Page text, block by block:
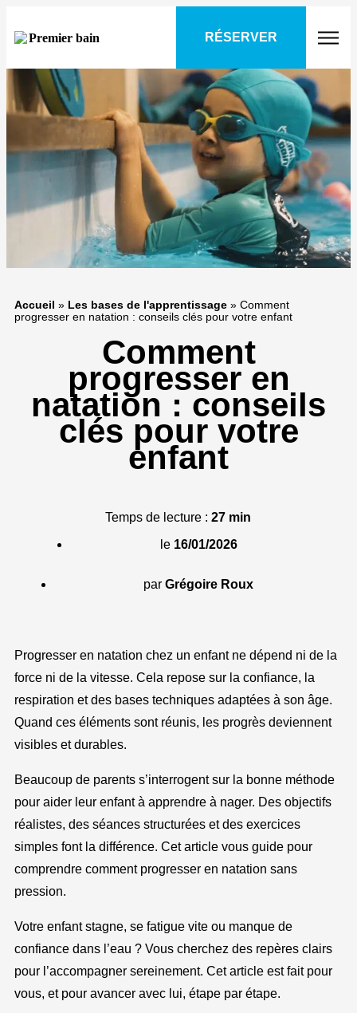
RÉSERVER
Accueil » Les bases de l'apprentissage » Comment
progresser en natation : conseils clés pour votre enfant
Comment
progresser en
natation : conseils
clés pour votre
enfant
Temps de lecture : 27min
le 16/01/2026
par Grégoire Roux
Progresser en natation chez un enfant ne dépend ni de la
force ni de la vitesse. Cela repose sur la confiance, la
respiration et des bases techniques adaptées à son âge.
Quand ces éléments sont réunis, les progrès deviennent
visibles et durables.
Beaucoup de parents s’interrogent sur la bonne méthode
pour aider leur enfant à apprendre à nager. Des objectifs
réalistes, des séances structurées et des exercices
simples font la différence. Cet article vous guide pour
comprendre comment progresser en natation sans
pression.
Votre enfant stagne, se fatigue vite ou manque de
confiance dans l’eau ? Vous cherchez des repères clairs
pour l’accompagner sereinement. Cet article est fait pour
vous, et pour avancer avec lui, étape par étape.